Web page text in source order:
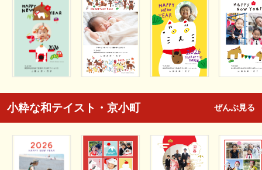
小粋な和テイスト・京小町 ぜんぶ見る